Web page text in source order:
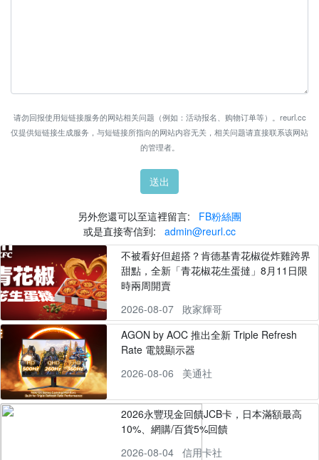
请勿回报使用短链接服务的网站相关问题（例如：活动报名、购物订单等）。reurl.cc
仅提供短链接生成服务，与短链接所指向的网站内容无关，相关问题请直接联系该网站
的管理者。
送出
另外您還可以至這裡留言:
FB粉絲團
或是直接寄信到:
admin@reurl.cc
不被看好但超搭？肯德基青花椒從炸雞跨界
甜點，全新「青花椒花生蛋撻」8月11日限
時兩周開賣
2026-08-07
敗家輝哥
AGON by AOC 推出全新 Triple Refresh
Rate 電競顯示器
2026-08-06
美通社
2026永豐現金回饋JCB卡，日本滿額最高
10%、網購/百貨5%回饋
2026-08-04
信用卡社